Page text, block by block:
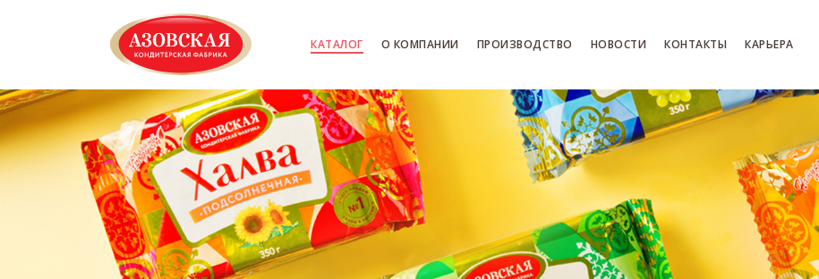
КАТАЛОГ О КОМПАНИИ ПРОИЗВОДСТВО НОВОСТИ КОНТАКТЫ КАРЬЕРА